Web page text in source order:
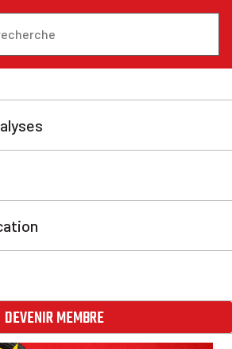
: la Chine
de la précédente visite officielle de
s’était évertuée à le convaincre
une puissance d’une
à celle des États-Unis. Cette fois,
de faire ou de dire quoi que ce
ce constat.